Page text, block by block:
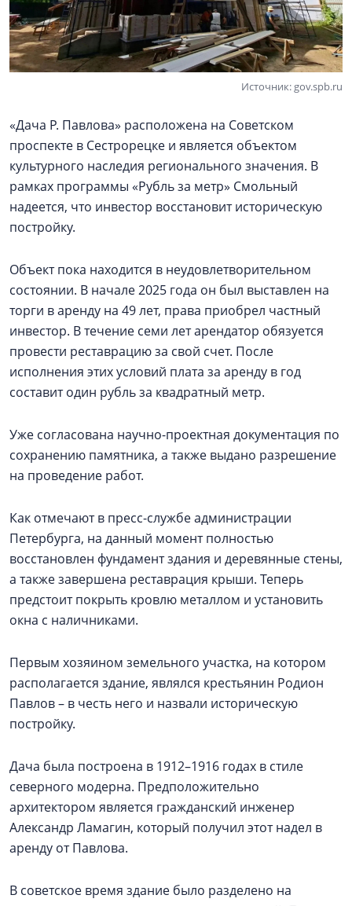
Источник: gov.spb.ru
«Дача Р. Павлова» расположена на Советском
проспекте в Сестрорецке и является объектом
культурного наследия регионального значения. В
рамках программы «Рубль за метр» Смольный
надеется, что инвестор восстановит историческую
постройку.
Объект пока находится в неудовлетворительном
состоянии. В начале 2025 года он был выставлен на
торги в аренду на 49 лет, права приобрел частный
инвестор. В течение семи лет арендатор обязуется
провести реставрацию за свой счет. После
исполнения этих условий плата за аренду в год
составит один рубль за квадратный метр.
Уже согласована научно-проектная документация по
сохранению памятника, а также выдано разрешение
на проведение работ.
Как отмечают в пресс-службе администрации
Петербурга, на данный момент полностью
восстановлен фундамент здания и деревянные стены,
а также завершена реставрация крыши. Теперь
предстоит покрыть кровлю металлом и установить
окна с наличниками.
Первым хозяином земельного участка, на котором
располагается здание, являлся крестьянин Родион
Павлов – в честь него и назвали историческую
постройку.
Дача была построена в 1912–1916 годах в стиле
северного модерна. Предположительно
архитектором является гражданский инженер
Александр Ламагин, который получил этот надел в
аренду от Павлова.
В советское время здание было разделено на